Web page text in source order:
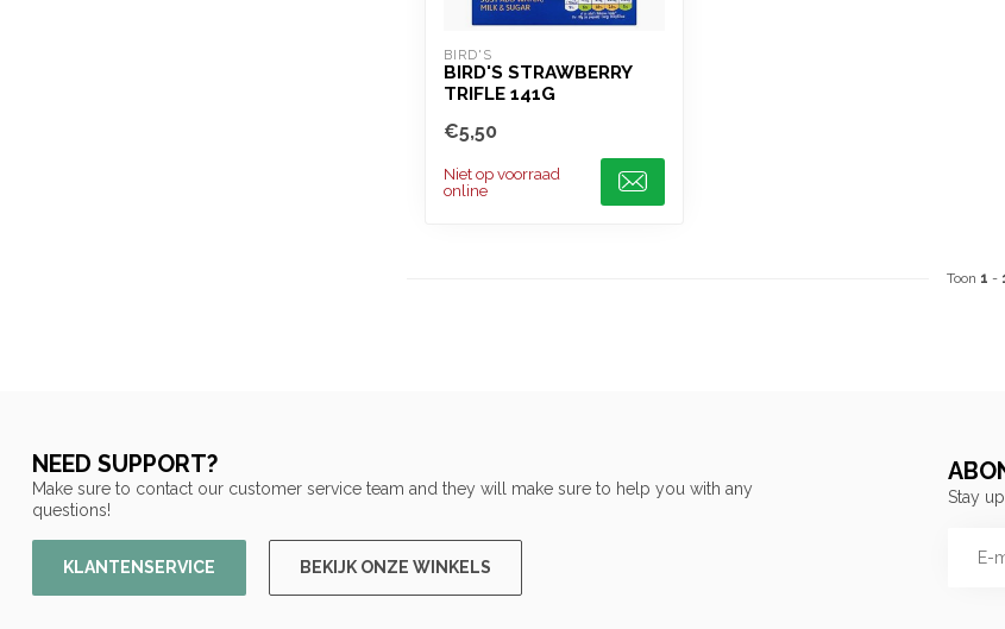
BIRD'S
BIRD'S STRAWBERRY
TRIFLE 141G
€5,50
Niet op voorraad
online
Toon 1 -
NEED SUPPORT?
Make sure to contact our customer service team and they will make sure to help you with any
questions!
KLANTENSERVICE BEKIJK ONZE WINKELS
Stay